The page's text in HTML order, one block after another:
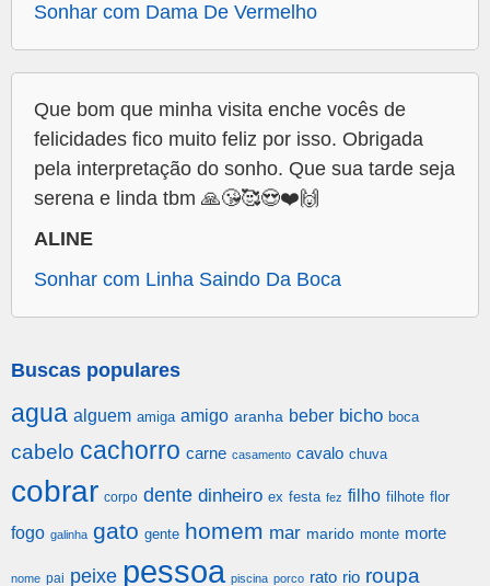
Sonhar com Dama De Vermelho
Que bom que minha visita enche vocês de
felicidades fico muito feliz por isso. Obrigada
pela interpretação do sonho. Que sua tarde seja
serena e linda tbm 🙏😘🥰😍❤️🙌
ALINE
Sonhar com Linha Saindo Da Boca
Buscas populares
agua alguem amiga amigo aranha beber bicho boca
cabelo cachorro carne casamento cavalo chuva
cobrar corpo dente dinheiro ex festa fez filho filhote flor
fogo galinha gato gente homem mar marido monte morte
nome pai peixe pessoa piscina porco rato rio roupa